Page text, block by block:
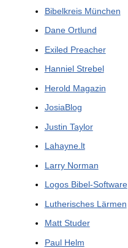
Bibelkreis München
Dane Ortlund
Exiled Preacher
Hanniel Strebel
Herold Magazin
JosiaBlog
Justin Taylor
Lahayne.lt
Larry Norman
Logos Bibel-Software
Lutherisches Lärmen
Matt Studer
Paul Helm